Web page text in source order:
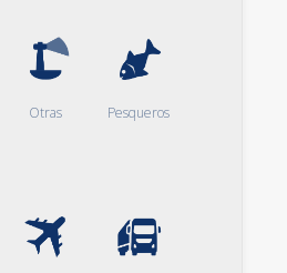
Otras Pesqueros